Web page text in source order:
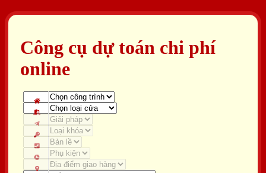
Công cụ dự toán chi phí
online